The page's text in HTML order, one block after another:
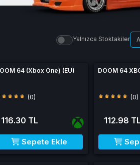
Yalnızca Stoktakiler
64 (Xbox One) (EU)
(0)
116.30 TL
Sepete Ekle
DOOM 64
(0)
112.98 TL